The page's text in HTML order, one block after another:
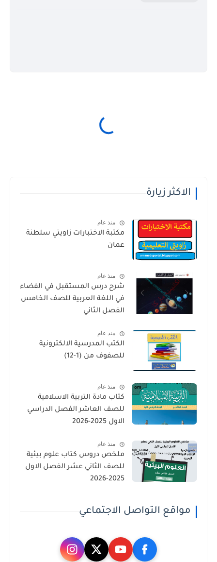
الاكثر زيارة
منذ عام
مكتبة الاختبارات زاويتي سلطنة
عمان
منذ عام
شرح درس المستقبل في الفضاء
في اللغة العربية للصف الخامس
الفصل الثاني
منذ عام
الكتب المدرسية الالكترونية
للصفوف من (1-12)
منذ عام
كتاب مادة التربية الاسلامية
للصف العاشر الفصل الدراسي
الاول 2025-2026
منذ عام
ملخص دروس كتاب علوم بيئية
للصف الثاني عشر الفصل الاول
2025-2026
مواقع التواصل الاجتماعي